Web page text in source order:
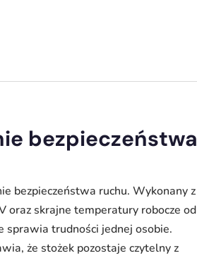
bezpieczeństwa
bezpieczeństwa ruchu. Wykonany z
oraz skrajne temperatury robocze od
sprawia trudności jednej osobie.
że stożek pozostaje czytelny z